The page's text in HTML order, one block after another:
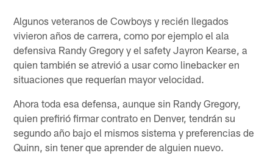
Algunos veteranos de Cowboys y recién llegados
vivieron años de carrera, como por ejemplo el ala
defensiva Randy Gregory y el safety Jayron Kearse, a
quien también se atrevió a usar como linebacker en
situaciones que requerían mayor velocidad.
Ahora toda esa defensa, aunque sin Randy Gregory,
quien prefirió firmar contrato en Denver, tendrán su
segundo año bajo el mismos sistema y preferencias de
Quinn, sin tener que aprender de alguien nuevo.